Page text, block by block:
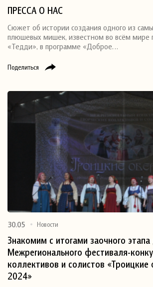
Поделиться
ПРЕССА О НАС
Сюжет об истории создания одного из
плюшевых мишек, известном во всём мире
«Тедди», в программе «Доброе…
30.05 Новости
Знакомим с итогами заочного этапа
Межрегионального фестиваля-
коллективов и солистов «Троицкие
2024»